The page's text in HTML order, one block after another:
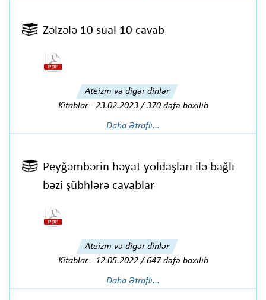
Zəlzələ 10 sual 10 cavab
Ateizm və digər dinlər
Kitablar- 23.02.2023 / 370 dəfə baxılıb
Daha Ətraflı...
Peyğəmbərin həyat yoldaşları ilə bağlı
bəzi şübhlərə cavablar
Ateizm və digər dinlər
Kitablar- 12.05.2022 / 647 dəfə baxılıb
Daha Ətraflı...